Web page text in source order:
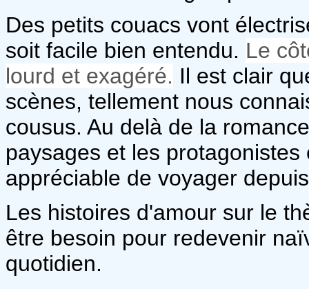
Des petits couacs vont
soit facile bien entendu. Le
lourd et exagéré. Il est clair
scènes, tellement nous
cousus. Au delà de la
paysages et les
appréciable de voyager
Les histoires d'amour sur le
être besoin pour redevenir
quotidien.